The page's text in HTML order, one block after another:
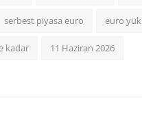
serbest piyasa euro euro
kadar 11 Haziran 2026